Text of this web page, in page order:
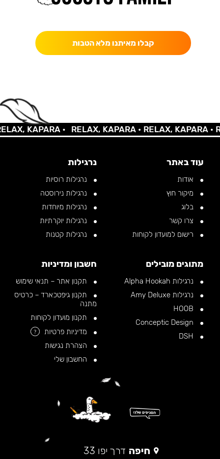
קבלו מאיתנו מלא הטבות
KAPARA • RELAX, KAPARA •RELAX, KAPARA •
עוד באתר
אודות
מיקור חוץ
בלוג
צרו קשר
רישום למועדון לקוחות
נרגילות
נרגילות רוסיות
נרגילות נירוסטה
נרגילות מיוחדות
נרגילות יוקרתיות
נרגילות קטנות
מתוגים מובילים
נרגילות Alpha Hookah
נרגילות Amy Deluxe
חשבון ומדיניות
תקנון אתר – תנאי שימוש
תקנון גיפטכארד – כרטיס
מתנה
תקנון מועדון לקוחות
מדיניות פרטיות
?
הצהרת נגישות
החשבון שלי
חיפה דרך יפו 33